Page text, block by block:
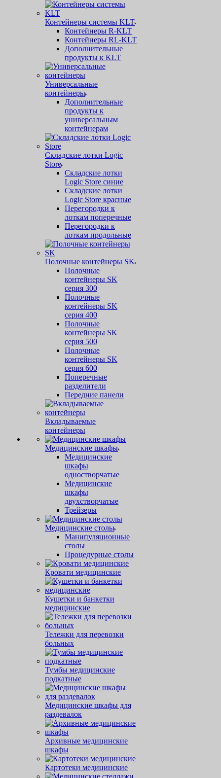
Контейнеры системы KLT
Контейнеры R-KLT
Контейнеры RL-KLT
Дополнительные
продукты к KLT
Универсальные
контейнеры
Дополнительные
продукты к
универсальным
контейнерам
Складские лотки Logic
Store
Складские лотки
Logic Store синие
Складские лотки
Logic Store красные
Перегородки к
лоткам поперечные
Перегородки к
лоткам продольные
Полочные контейнеры SK
Полочные
контейнеры SK
серия 300
Полочные
контейнеры SK
серия 400
Полочные
контейнеры SK
серия 500
Полочные
контейнеры SK
серия 600
Поперечные
разделители
Передние панели
Вкладываемые
контейнеры
Медицинские шкафы
Медицинские
шкафы
одностворчатые
Медицинские
шкафы
двухстворчатые
Трейзеры
Медицинские столы
Манипуляционные
столы
Процедурные столы
Кровати медицинские
Кушетки и банкетки
медицинские
Тележки для перевозки
больных
Тумбы медицинские
подкатные
Медицинские шкафы для
раздевалок
Архивные медицинские
шкафы
Картотеки медицинские